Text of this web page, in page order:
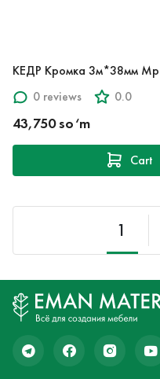
КЕДР Кромка 3м*38мм
0 reviews
0.0
43,750 so‘m
Cart
1